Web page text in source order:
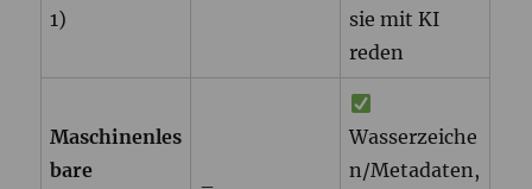
1)
sie mit KI
reden
Maschinenles
bare
Wasserzeiche
n/Metadaten,